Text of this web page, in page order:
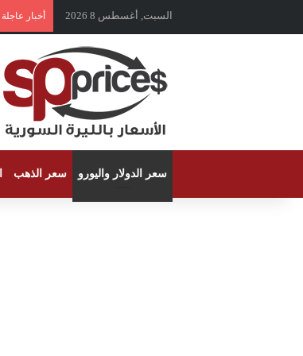
السبت, أغسطس 8 2026 أخبار عاجلة
سعر الدولار واليورو سعر الذهب